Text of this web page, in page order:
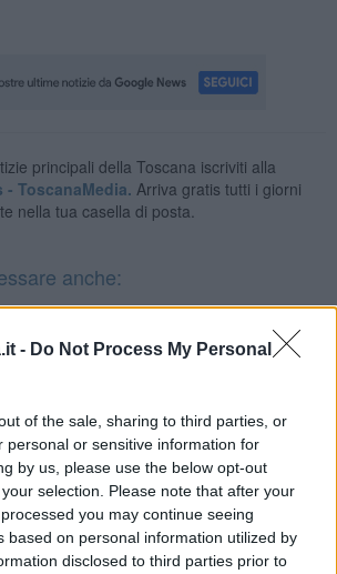
- Do Not Process My Personal
of the sale, sharing to third parties, or
personal or sensitive information for
by us, please use the below opt-out
selection. Please note that after your
you may continue seeing
based on personal information utilized by
disclosed to third parties prior to
principali della Toscana iscriviti alla
- ToscanaMedia. Arriva gratis tutti i giorni
nella tua casella di posta.
anche: